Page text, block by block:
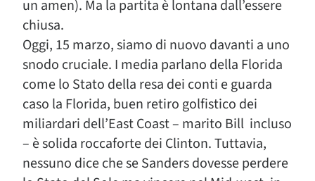
un amen). Ma la partita è lontana dall’essere
chiusa.
Oggi, 15 marzo, siamo di nuovo davanti a uno
snodo cruciale. I media parlano della Florida
come lo Stato della resa dei conti e guarda
caso la Florida, buen retiro golfistico dei
miliardari dell’East Coast – marito Bill incluso
– è solida roccaforte dei Clinton. Tuttavia,
nessuno dice che se Sanders dovesse perdere